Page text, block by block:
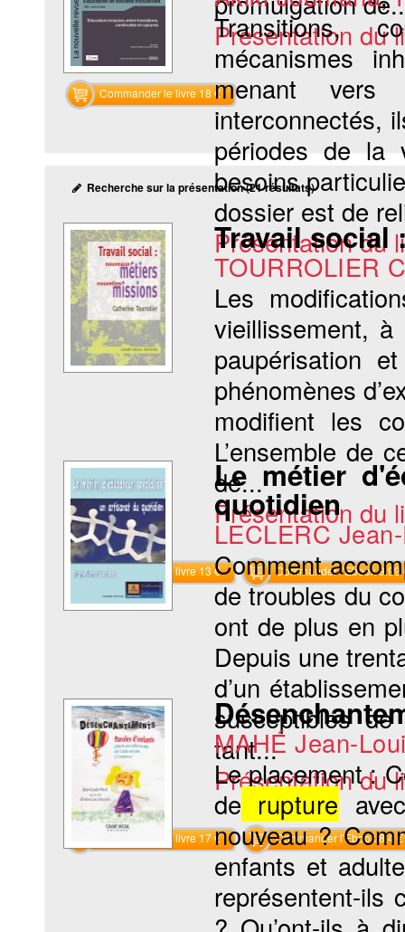
Présentation du
Commander le livre 18 €
Transitions,
mécanismes
menant vers
interconnectés,
périodes de la
besoins
dossier est de
Présentation du
Recherche sur la présentation (21 résultats)
Travail social
TOURROLIER
Les
vieillissement, à
paupérisation
phénomènes
modifient les
L’ensemble de
de...
Présentation du
Commander le livre 13 € Commander l'Ebook 9.99
Le métier
quotidien
LECLERC
Comment
de troubles du
ont de plus en
Depuis une
d’un
susceptibles
tant...
Présentation du
Commander le livre 17 € Commander l'Ebook 8.4 €
MAHÉ Jean-
Le placement :
de rupture
nouveau ?
enfants et
représentent-ils